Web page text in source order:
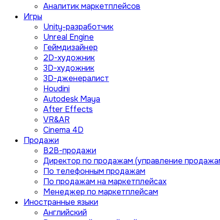
Аналитик маркетплейсов
Игры
Unity-разработчик
Unreal Engine
Геймдизайнер
2D-художник
3D-художник
3D-дженералист
Houdini
Autodesk Maya
After Effects
VR&AR
Cinema 4D
Продажи
B2B-продажи
Директор по продажам (управление
По телефонным продажам
По продажам на маркетплейсах
Менеджер по маркетплейсам
Иностранные языки
Английский